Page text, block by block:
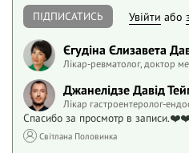
ПІДПИСАТИСЬ Увійти або
Єгудіна Єлизавета
Лікар-ревматолог, доктор
Джанелідзе Давід
Лікар гастроентеролог-
Спасибо за просмотр в
Світлана Половинка